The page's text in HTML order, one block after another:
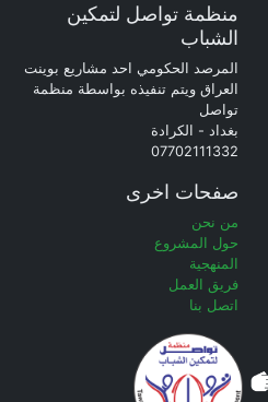
منظمة تواصل لتمكين
الشباب
المرصد الحكومي احد مشاريع بوينت
العراق ويتم تنفيذه بواسطة منظمة
تواصل
بغداد - الكرادة
07702111332
صفحات اخرى
من نحن
حول المشروع
المنهجية
فريق العمل
اتصل بنا